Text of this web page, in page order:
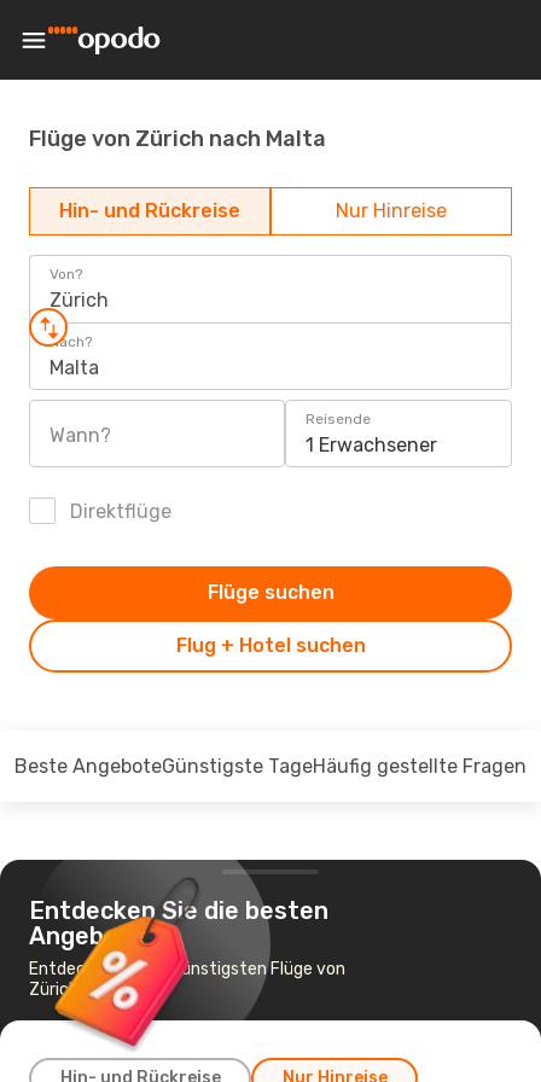
Flüge von Zürich nach Malta
Hin- und Rückreise Nur Hinreise
Von?
Zürich
Nach?
Malta
Wann?
Reisende
1 Erwachsener
Direktflüge
Flug + Hotel suchen
Flüge suchen
Beste AngeboteGünstigste TageHäufig gestellte Fragen
Entdecken Sie die besten
Angebote
Entdecken Sie die günstigsten Flüge von
Zürich nach Malta
Hin- und Rückreise Nur Hinreise